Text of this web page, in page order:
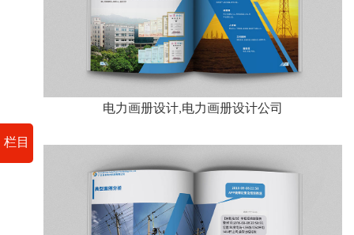
栏目
电力画册设计,电力画册设计公司